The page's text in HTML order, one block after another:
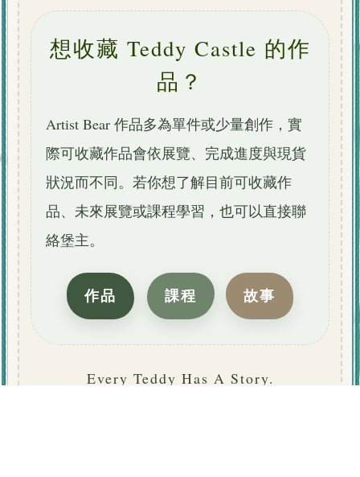
Teddy Castle Sticker｜安東與烏冬的日
常
想收藏 Teddy Castle 的作
品？
Artist Bear 作品多為單件或少量創作，實
際可收藏作品會依展覽、完成進度與現貨
狀況而不同。若你想了解目前可收藏作
品、未來展覽或課程學習，也可以直接聯
絡堡主。